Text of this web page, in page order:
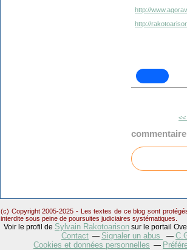
http://
http://
<<
(c) Copyright 2005-2025 - Les textes de ce blog sont
interdite sous peine de poursuites judiciaires systématiques.
Voir le profil de Sylvain Rakotoarison sur le portail
Contact
Signaler un abus
Cookies et données personnelles